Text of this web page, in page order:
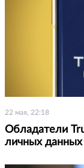
22 мая, 22:18
Обладатели
личных данных